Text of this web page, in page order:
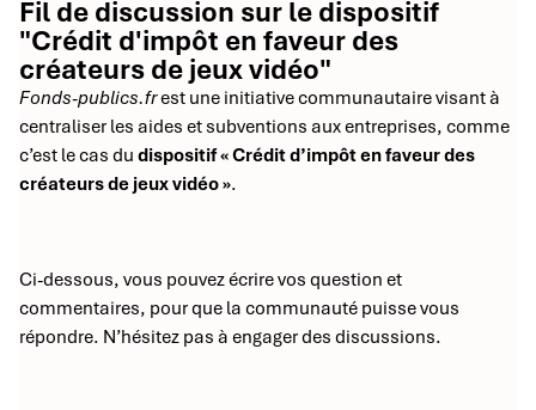
Fil de discussion sur le dispositif
"Crédit d'impôt en faveur des
créateurs de jeux vidéo"
Fonds-publics.frest une initiative communautaire visant à
centraliser les aides et subventions aux entreprises, comme
c’est le cas du dispositif « Crédit d’impôt en faveur des
créateurs de jeux vidéo ».
Ci-dessous, vous pouvez écrire vos question et
commentaires, pour que la communauté puisse vous
répondre. N’hésitez pas à engager des discussions.